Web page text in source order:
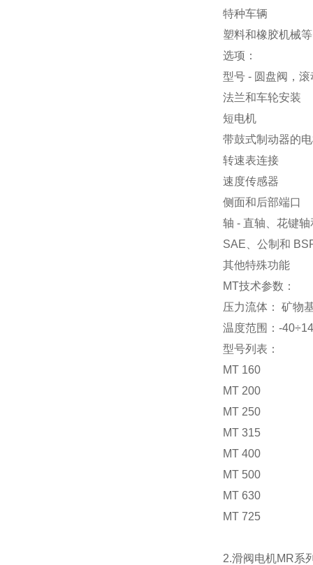
特种车辆
塑料和橡胶机械等
选项：
型号 - 圆盘阀，滚
法兰和车轮安装
短电机
带鼓式制动器的
转速表连接
速度传感器
侧面和后部端口
轴 - 直轴、花键
SAE、公制和
其他特殊功能
MT技术参数：
压力流体： 矿物
温度范围：-
型号列表：
MT 160
MT 200
MT 250
MT 315
MT 400
MT 500
MT 630
MT 725
2.滑阀电机MR系